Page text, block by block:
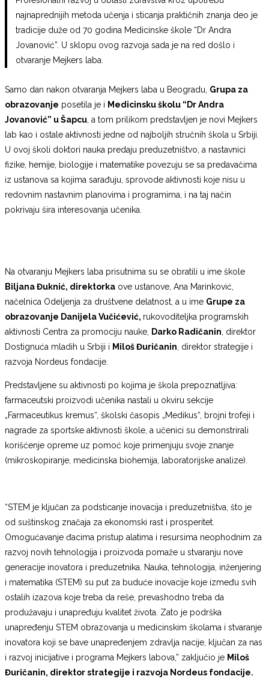
najnaprednijih metoda učenja i sticanja praktičnih znanja deo je
tradicije duže od 70 godina Medicinske škole “Dr Andra
Jovanović”. U sklopu ovog razvoja sada je na red došlo i
otvaranje Mejkers laba.
Samo dan nakon otvaranja Mejkers laba u Beogradu, Grupa za
obrazovanje posetila je i Medicinsku školu “Dr Andra
Jovanović” u Šapcu, a tom prilikom predstavljen je novi Mejkers
lab kao i ostale aktivnosti jedne od najboljih stručnih škola u Srbiji.
U ovoj školi doktori nauka predaju preduzetništvo, a nastavnici
fizike, hemije, biologije i matematike povezuju se sa predavačima
iz ustanova sa kojima sarađuju, sprovode aktivnosti koje nisu u
redovnim nastavnim planovima i programima, i na taj način
pokrivaju šira interesovanja učenika.
Na otvaranju Mejkers laba prisutnima su se obratili u ime škole
Biljana Đuknić, direktorka ove ustanove, Ana Marinković,
načelnica Odeljenja za društvene delatnost, a u ime Grupe za
obrazovanje Danijela Vučićević, rukovoditeljka programskih
aktivnosti Centra za promociju nauke, Darko Radičanin, direktor
Dostignuća mladih u Srbiji i Miloš Đuričanin, direktor strategije i
razvoja Nordeus fondacije.
Predstavljene su aktivnosti po kojima je škola prepoznatljiva:
farmaceutski proizvodi učenika nastali u okviru sekcije
„Farmaceutikus kremus“, školski časopis „Medikus“, brojni trofeji i
nagrade za sportske aktivnosti škole, a učenici su demonstrirali
korišćenje opreme uz pomoć koje primenjuju svoje znanje
(mikroskopiranje, medicinska biohemija, laboratorijske analize).
“STEM je ključan za podsticanje inovacija i preduzetništva, što je
od suštinskog značaja za ekonomski rast i prosperitet.
Omogućavanje đacima pristup alatima i resursima neophodnim za
razvoj novih tehnologija i proizvoda pomaže u stvaranju nove
generacije inovatora i preduzetnika. Nauka, tehnologija, inženjering
i matematika (STEM) su put za buduće inovacije koje između svih
ostalih izazova koje treba da reše, prevashodno treba da
produžavaju i unapređuju kvalitet života. Zato je podrška
unapređenju STEM obrazovanja u medicinskim školama i stvaranje
inovatora koji se bave unapređenjem zdravlja nacije, ključan za nas
i razvoj inicijative i programa Mejkers labova,” zaključio je Miloš
Đuričanin, direktor strategije i razvoja Nordeus fondacije.